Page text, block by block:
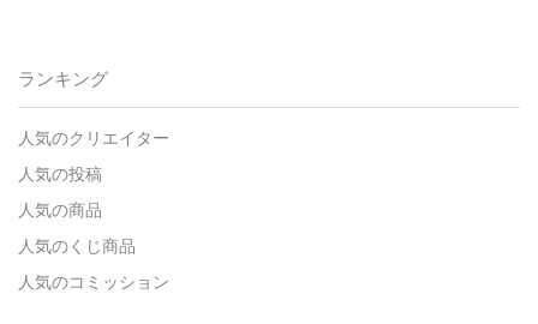
ランキング
人気のクリエイター
人気の投稿
人気の商品
人気のくじ商品
人気のコミッション